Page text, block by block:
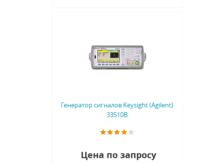
Генератор сигналов Keysight (Agilent)
33510B
Цена по запросу